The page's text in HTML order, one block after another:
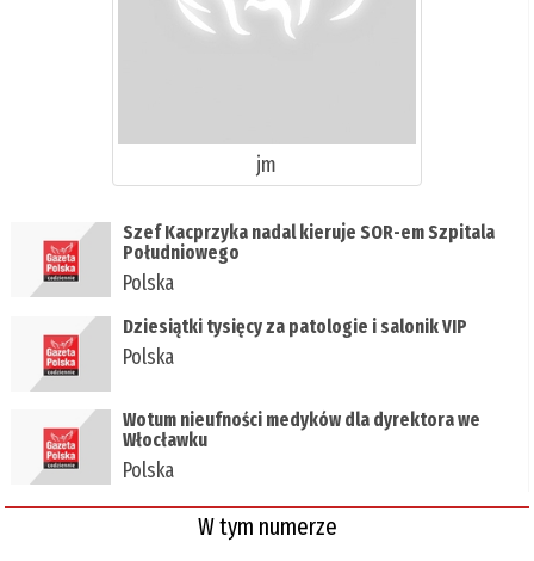
jm
Szef Kacprzyka nadal kieruje SOR-em Szpitala
Południowego
Polska
Dziesiątki tysięcy za patologie i salonik VIP
Polska
Wotum nieufności medyków dla dyrektora we
Włocławku
Polska
W tym numerze